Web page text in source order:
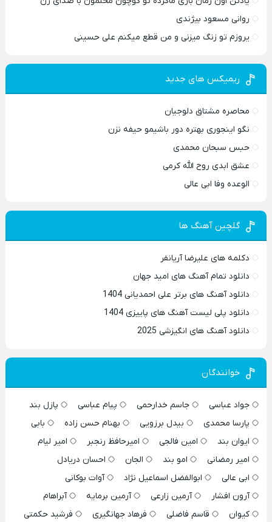
روانی مسعود بیژندی
یروزم تو زنگ میزنی و من قطع میکنم علی حسینی
ریمیکس های جدید
محاصره مشتاق دلوجیان
نگو اینجوری بهتره دور باشیمو حیفه نزن
حبس سبحان محمدی
عشق ابدی روح الله کرمی
الوعده وفا ابی عالی
گلچین آهنگ ها
دکلمه های علیرضا آریانفر
دانلود تمام آهنگ های امید جهان
دانلود آهنگ های برتر علی احمدیانی 1404
دانلود پلی لیست آهنگ های پاییزی 1404
دانلود آهنگ های انگیزشی 2025
خوانندگان
جواد عباسی جاسم خدارحمی پیام عباسی
پازل بند
پارسا محمدی
بیدل برزویی بهنام حسن زاده
بابی
ایوان بند
امین فالجی امیرحافظ رنجبر
امیر لیام
امیر رمضانی
امو بند الجان
احسان دریادل
ابی عالی
ابوالفضل اسماعیل نژاد
آوات بوکانی
آرون افشار
آرمین زارعی آرمین برمایه
آبراهام
کیوان
قاسم فاضلی فرهاد جهانگیری
فرشید حکمتی